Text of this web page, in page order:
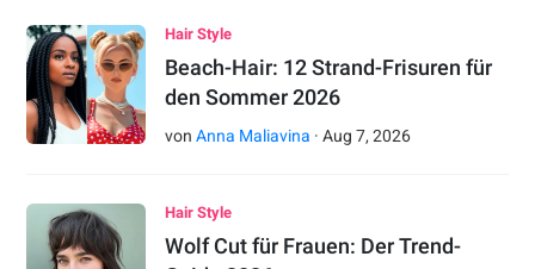
Hair Style
Beach-Hair: 12 Strand-Frisuren für
den Sommer 2026
vonAnna Maliavina ·Aug 7,2026
Hair Style
Wolf Cut für Frauen: Der Trend-